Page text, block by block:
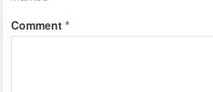
Comment*